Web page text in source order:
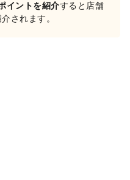
イントを紹介すると店舗
されます。